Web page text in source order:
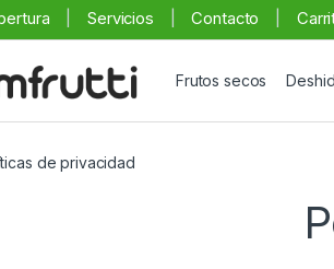
Servicios Contacto
Frutos secos
de privacidad